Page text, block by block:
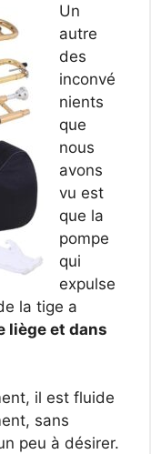
Un
autre
des
inconvé
nients
que
nous
avons
vu est
que la
pompe
qui
expulse
la tige a
liège et dans
il est fluide
sans
peu à désirer.